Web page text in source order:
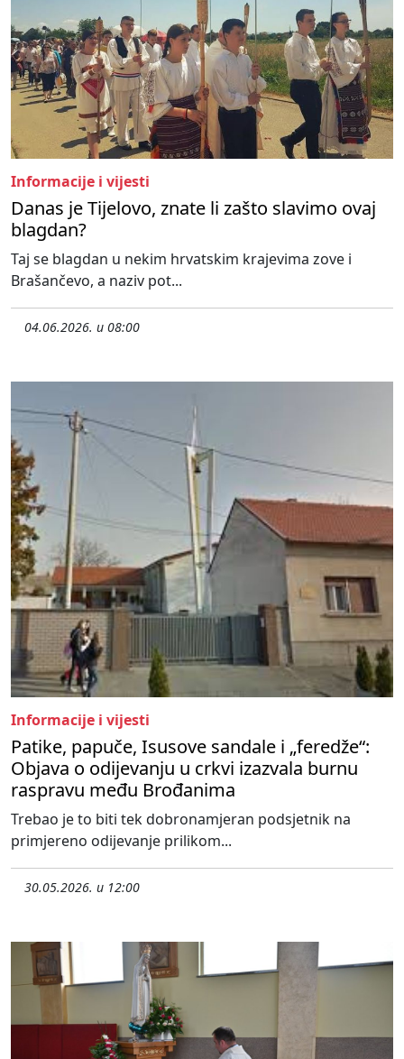
Informacije i vijesti
Danas je Tijelovo, znate li zašto slavimo ovaj
blagdan?
Taj se blagdan u nekim hrvatskim krajevima zove i
Brašančevo, a naziv pot...
04.06.2026. u 08:00
Informacije i vijesti
Patike, papuče, Isusove sandale i „feredže“:
Objava o odijevanju u crkvi izazvala burnu
raspravu među Brođanima
Trebao je to biti tek dobronamjeran podsjetnik na
primjereno odijevanje prilikom...
30.05.2026. u 12:00